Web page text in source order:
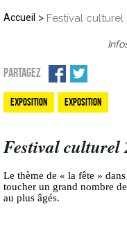
Accueil > Festival culturel
PARTAGEZ
Exposition Exposition
Festival culturel
Le thème de « la fête »
toucher un grand nombre
au plus âgés.